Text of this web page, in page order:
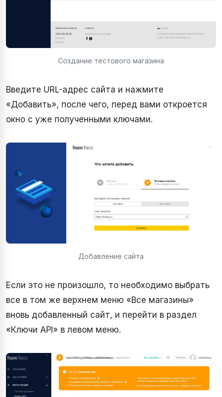
Создание тестового магазина
Введите URL-адрес сайта и нажмите
«Добавить», после чего, перед вами откроется
окно с уже полученными ключами.
Добавление сайта
Если это не произошло, то необходимо выбрать
все в том же верхнем меню «Все магазины»
вновь добавленный сайт, и перейти в раздел
«Ключи API» в левом меню.